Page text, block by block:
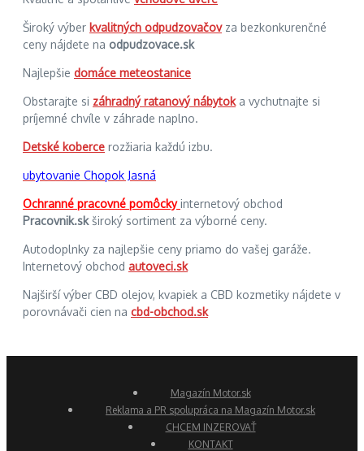
Široký výber kvalitných odpudzovačovza bezkonkurenčné
ceny nájdete na odpudzovace.sk
Najlepšie domáce meteostanice
Obstarajte si záhradný ratanový nábytoka vychutnajte si
príjemné chvíle v záhrade naplno.
Detské koberce rozžiaria každú izbu.
ubytovanie Chopok Jasná
Ochranné pracovné pomôckyinternetový obchod
Pracovnik.skširoký sortiment za výborné ceny.
Autodoplnky za najlepšie ceny priamo do vašej garáže.
Internetový obchod autoveci.sk
Najširší výber CBD olejov, kvapiek a CBD kozmetiky nájdete v
porovnávači cien na cbd-obchod.sk
Magazín Motor.sk
Reklama a PR spolupráca na Magazín Motor.sk
CHCEM INZEROVAŤ
KONTAKT